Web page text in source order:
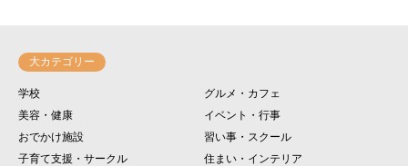
大カテゴリー
学校
グルメ・カフェ
美容・健康
イベント・行事
おでかけ施設
習い事・スクール
子育て支援・サークル
住まい・インテリア